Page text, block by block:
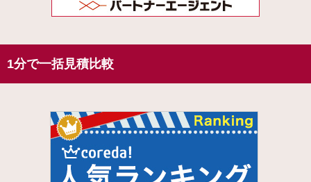
1分で一括見積比較